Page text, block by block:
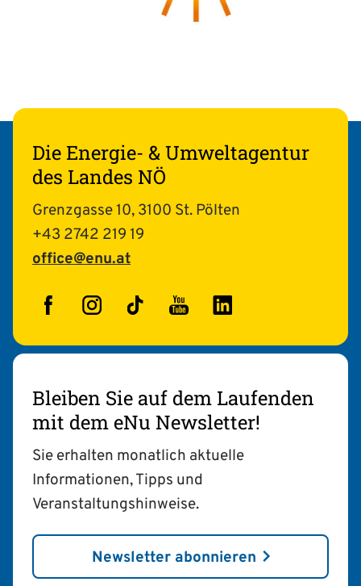
Die Energie- & Umweltagentur
des Landes NÖ
Grenzgasse 10, 3100 St. Pölten
+43 2742 219 19
office@enu.at
FacebookInstagram
TikTokYouTubeLinkedIn
Bleiben Sie auf dem Laufenden
mit dem eNu Newsletter!
Sie erhalten monatlich aktuelle
Informationen, Tipps und
Veranstaltungshinweise.
Newsletter abonnieren